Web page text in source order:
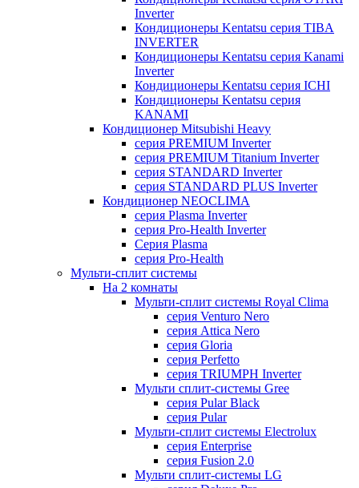
Inverter
Кондиционеры Kentatsu серия TIBA
INVERTER
Кондиционеры Kentatsu серия Kanami
Inverter
Кондиционеры Kentatsu серия ICHI
Кондиционеры Kentatsu серия
KANAMI
Кондиционер Mitsubishi Heavy
серия PREMIUM Inverter
серия PREMIUM Titanium Inverter
серия STANDARD Inverter
серия STANDARD PLUS Inverter
Кондиционер NEOCLIMA
серия Plasma Inverter
серия Pro-Health Inverter
Cерия Plasma
серия Pro-Health
Мульти-сплит системы
На 2 комнаты
Мульти-сплит системы Royal Clima
серия Venturo Nero
серия Attica Nero
серия Gloria
серия Perfetto
серия TRIUMPH Inverter
Мульти сплит-системы Gree
серия Pular Black
серия Pular
Мульти-сплит системы Electrolux
серия Enterprise
серия Fusion 2.0
Мульти сплит-системы LG